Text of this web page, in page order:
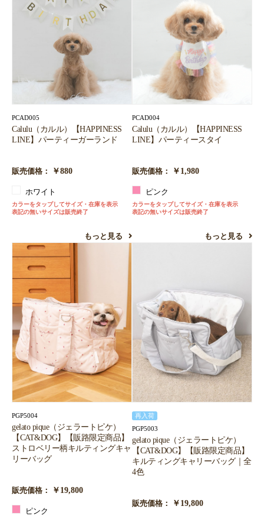
PCAD005
Calulu（カルル）【HAPPINESS
LINE】パーティーガーランド
販売価格： ￥880
ホワイト
カラーをタップしてサイズ・在庫を表示
表記の無いサイズは販売終了
もっと見る
PCAD004
Calulu（カルル）【HAPPINESS
LINE】パーティースタイ
販売価格： ￥1,980
ピンク
カラーをタップしてサイズ・在庫を表示
表記の無いサイズは販売終了
もっと見る
PGP5004
gelato pique（ジェラートピケ）
【CAT&DOG】【販路限定商品】
ストロベリー柄キルティングキャ
リーバッグ
販売価格： ￥19,800
ピンク
再入荷
PGP5003
gelato pique（ジェラートピケ）
【CAT&DOG】【販路限定商品】
キルティングキャリーバッグ｜全
4色
販売価格： ￥19,800